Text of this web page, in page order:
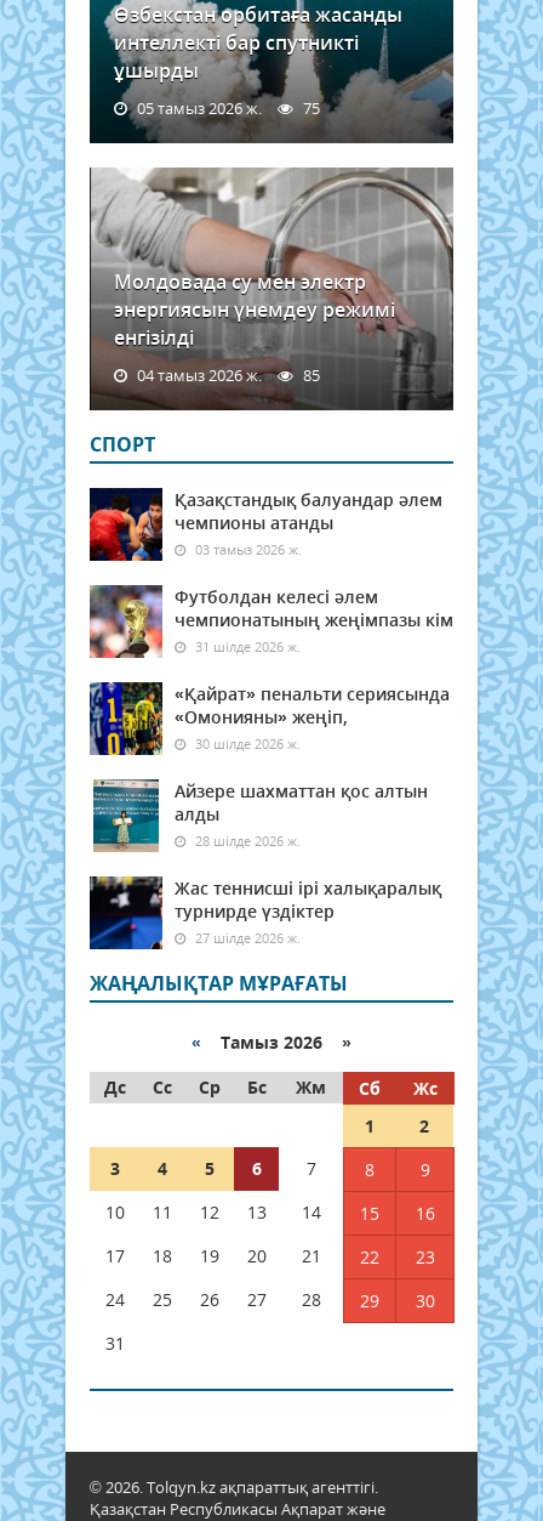
Өзбекстан орбитаға жасанды
интеллекті бар спутникті
ұшырды
05 тамыз 2026 ж. 75
Молдовада су мен электр
энергиясын үнемдеу режимі
енгізілді
04 тамыз 2026 ж. 85
СПОРТ
Қазақстандық балуандар әлем
чемпионы атанды
03 тамыз 2026 ж.
Футболдан келесі әлем
чемпионатының жеңімпазы кім
31 шілде 2026 ж.
«Қайрат» пенальти сериясында
«Омонияны» жеңіп,
30 шілде 2026 ж.
Айзере шахматтан қос алтын
алды
28 шілде 2026 ж.
Жас теннисші ірі халықаралық
турнирде үздіктер
27 шілде 2026 ж.
ЖАҢАЛЫҚТАР МҰРАҒАТЫ
« Тамыз 2026 »
Дс
Сс Ср Бс Жм Сб
Жс
1
2
3
4 5 6 7 8
9
10
11 12 13 14 15
16
17
18 19 20 21 22
23
24
25 26 27 28 29
30
31
© 2026. Tolqyn.kz ақпараттық агенттігі.
Қазақстан Республикасы Ақпарат және